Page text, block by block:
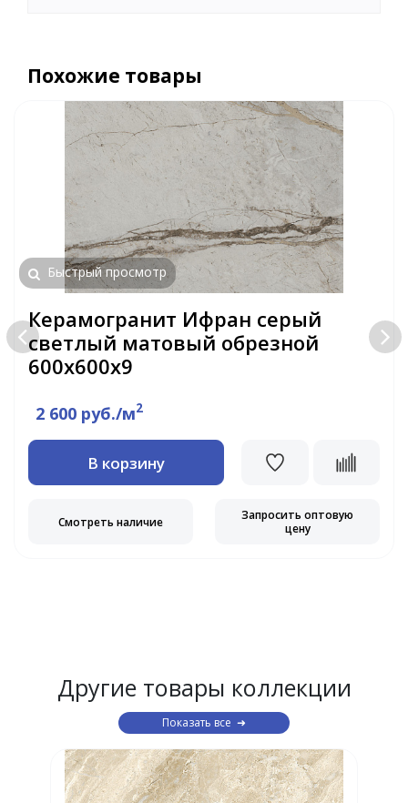
Похожие товары
Быстрый просмотр
Керамогранит Ифран серый
светлый матовый обрезной
600x600x9
2 600 руб./м2
В корзину
Смотреть наличие
Запросить оптовую
цену
Другие товары коллекции
Показать все